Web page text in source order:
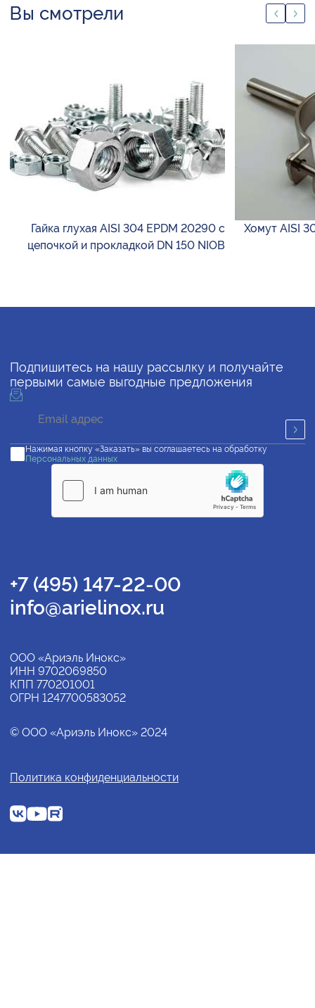
Вы смотрели
Гайка глухая AISI 304 EPDM 20290 с
цепочкой и прокладкой DN 150 NIOB
Хомут AISI
Подпишитесь на нашу рассылку и получайте
первыми самые выгодные предложения
Нажимая кнопку «Заказать» вы соглашаетесь на обработку
Персональных данных
+7 (495) 147-22-00
info@arielinox.ru
ООО «Ариэль Инокс»
ИНН 9702069850
КПП 770201001
ОГРН 1247700583052
© ООО «Ариэль Инокс» 2024
Политика конфиденциальности